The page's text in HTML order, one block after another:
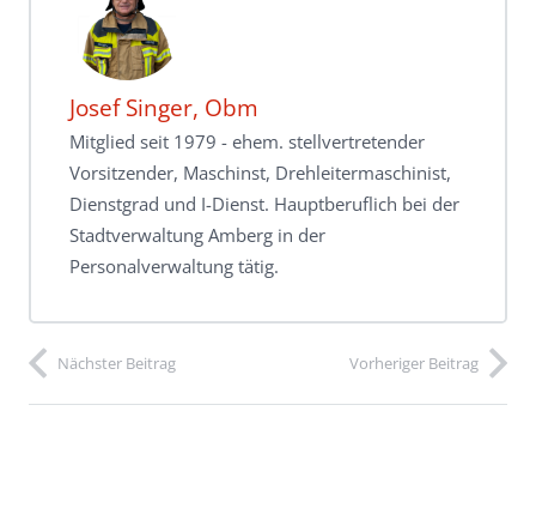
Josef Singer, Obm
Mitglied seit 1979 - ehem. stellvertretender
Vorsitzender, Maschinst, Drehleitermaschinist,
Dienstgrad und I-Dienst. Hauptberuflich bei der
Stadtverwaltung Amberg in der
Personalverwaltung tätig.
Nächster Beitrag Vorheriger Beitrag